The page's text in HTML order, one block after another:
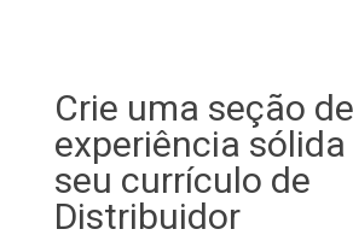
Crie uma seção de
experiência sólida
seu currículo de
Distribuidor